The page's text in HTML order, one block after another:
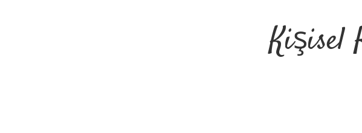
Kişisel